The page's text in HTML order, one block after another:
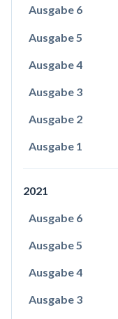
Ausgabe 6
Ausgabe 5
Ausgabe 4
Ausgabe 3
Ausgabe 2
Ausgabe 1
2021
Ausgabe 6
Ausgabe 5
Ausgabe 4
Ausgabe 3